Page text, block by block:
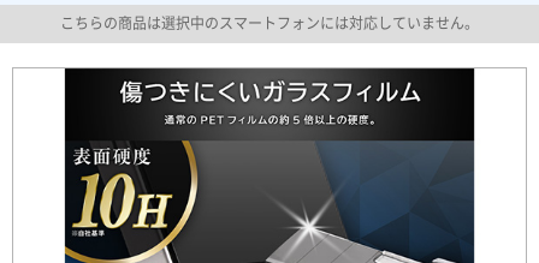
こちらの商品は選択中のスマートフォンには対応していません。